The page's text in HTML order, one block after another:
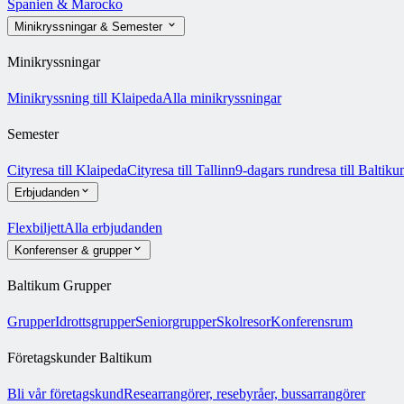
Spanien & Marocko
Minikryssningar & Semester
Minikryssningar
Minikryssning till KlaipedaAlla minikryssningar
Semester
Cityresa till KlaipedaCityresa till Tallinn9-dagars rundresa till
Erbjudanden
FlexbiljettAlla erbjudanden
Konferenser & grupper
Baltikum Grupper
GrupperIdrottsgrupperSeniorgrupperSkolresorKonferensrum
Företagskunder Baltikum
Bli vår företagskundResearrangörer, resebyråer, bussarrangörer